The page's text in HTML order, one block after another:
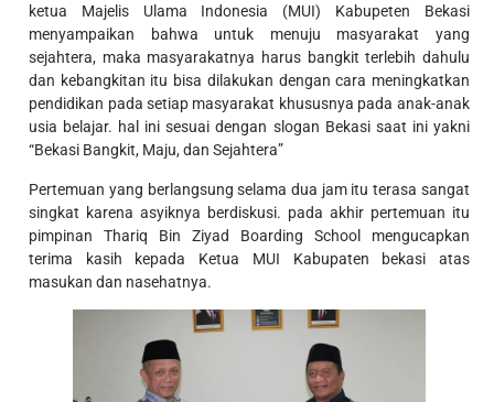
ketua Majelis Ulama Indonesia (MUI) Kabupeten Bekasi
menyampaikan bahwa untuk menuju masyarakat yang
sejahtera, maka masyarakatnya harus bangkit terlebih dahulu
dan kebangkitan itu bisa dilakukan dengan cara meningkatkan
pendidikan pada setiap masyarakat khususnya pada anak-anak
usia belajar. hal ini sesuai dengan slogan Bekasi saat ini yakni
“Bekasi Bangkit, Maju, dan Sejahtera”
Pertemuan yang berlangsung selama dua jam itu terasa sangat
singkat karena asyiknya berdiskusi. pada akhir pertemuan itu
pimpinan Thariq Bin Ziyad Boarding School mengucapkan
terima kasih kepada Ketua MUI Kabupaten bekasi atas
masukan dan nasehatnya.